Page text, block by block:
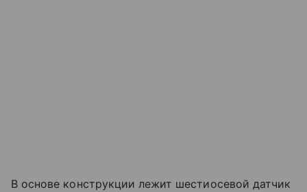
В основе конструкции лежит шестиосевой датчик